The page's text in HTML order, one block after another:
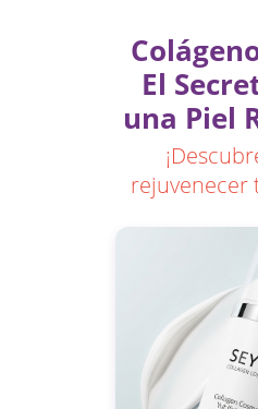
El
una Piel
rejuvenecer